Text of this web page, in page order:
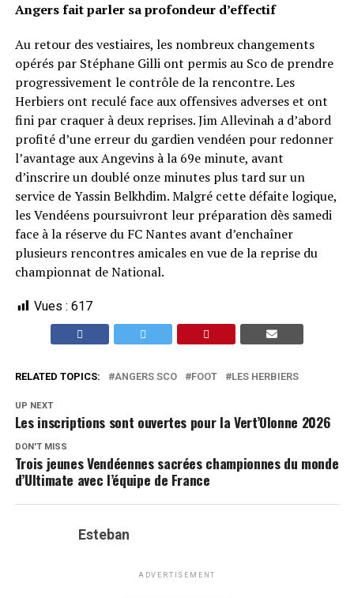
Angers fait parler sa profondeur d’effectif
Au retour des vestiaires, les nombreux changements
opérés par Stéphane Gilli ont permis au Sco de prendre
progressivement le contrôle de la rencontre. Les
Herbiers ont reculé face aux offensives adverses et ont
fini par craquer à deux reprises. Jim Allevinah a d’abord
profité d’une erreur du gardien vendéen pour redonner
l’avantage aux Angevins à la 69e minute, avant
d’inscrire un doublé onze minutes plus tard sur un
service de Yassin Belkhdim. Malgré cette défaite logique,
les Vendéens poursuivront leur préparation dès samedi
face à la réserve du FC Nantes avant d’enchaîner
plusieurs rencontres amicales en vue de la reprise du
championnat de National.
Vues : 617
RELATED TOPICS: ANGERS SCO FOOT LES HERBIERS
UP NEXT
Les inscriptions sont ouvertes pour la Vert’Olonne 2026
DON'T MISS
Trois jeunes Vendéennes sacrées championnes du monde
d’Ultimate avec l’équipe de France
Esteban
ADVERTISEMENT